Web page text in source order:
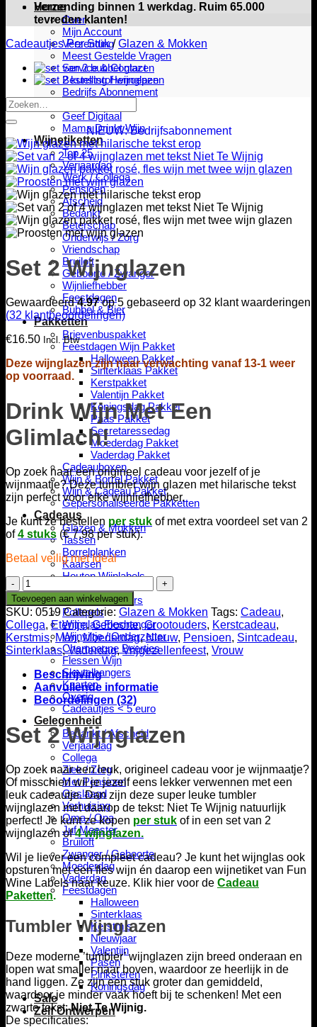
Home
Over
Mijn Account
Verzending
Meest Gestelde Vragen
Service & Contact
Bestelling Herroepen
Bedrijfs Abonnement
Geef Digitaal
Mama Drinkt Wijn
Wijnetiketten
Top 25
Verjaardag
Werk / Collega
Pensioen
Afscheid
Bedankt
Beterschap
Onderwijs / Zorg
Vriendschap
Bruiloft
Geboorte / Zwanger
Wijnliefhebber
Feestdagen
Bubbel & Bier
Pakketten
Brievenbuspakket
Feestdagen Wijn Pakket
Halloween Pakket
Sinterklaas Pakket
Kerstpakket
Valentijn Pakket
Koningsdag Pakket
Paas Pakket
Secretaressedag
Moederdag Pakket
Vaderdag Pakket
Cadeauboxen
Wijn & Borrel Pakket
Wijn & Cadeau Pakket
Gepersonaliseerde Pakketten
Cadeaus
Glazen & Mokken
Tassen
Borrelplanken
Kaarsen
Houten Wijnlabels
Houten Wijnrek
Wijnglas Markers
Pollepels
Wijnglas Fleshanger
Wijnviltje / Onderzetter
Champagne Beertjes
Flessen Wijn
Sleutelhangers
Kaarten
Overig
Cadeautjes < 5 euro
Gelegenheid
Bedankt / Afscheid
Verjaardag
Collega
Ziek / Zorg
Met Pensioen
Geslaagd
Verhuizing
Oma / Opa
Juf Meester
Bruiloft
Zwanger / Geboorte
Moederdag
Vaderdag
Feestdagen
Halloween
Sinterklaas
Kerstmis
Nieuwjaar
Valentijn
Pasen
Pinksteren
Koningsdag
Sale
Zelf Ontwerpen
Verzending binnen 1 werkdag. Ruim 65.000
tevreden klanten!
Cadeautjes Per Stuk / Glazen & Mokken
Zoeken
naar:
NIEUW: Bedrijfsabonnement
Set 2 Wijnglazen
Gewaardeerd4.97op 5 gebaseerd op 32 klant waarderingen
(32 klantbeoordelingen)
€16.50 Incl. Btw
Deze wijnglazen zijn naar verwachting vanaf 13-1 weer
op voorraad.
Drink Wijn Met Een
Glimlach!
Op zoek naar een origineel cadeau voor jezelf of je
wijnmaatje? Deze tumbler wijn glazen met hilarische tekst
zijn perfect voor elke wijnliefhebber.
Je kunt ze bestellen per stuk of met extra voordeel set van 2
of4 stuks (€ 7,98 per stuk).
Betaal veilig met Ideal
Set
2
Wijnglazen
aantal
Toevoegen aan winkelwagen
SKU: 0519 Categorie: Glazen & Mokken Tags: Cadeau,
Collega,Etentje,Geboorte,Grootouders, Kerstcadeau,
Kerstmis,Man,Moederdag,Nieuw, Pensioen, Sintcadeau,
Sinterklaas,Vaderdag,Vrijgezellenfeest, Vrouw
Beschrijving
Aanvullende informatie
Beoordelingen (32)
Set 2 Wijnglazen
Op zoek naar een leuk, origineel cadeau voor je wijnmaatje?
Of misschien wil je jezelf eens lekker verwennen met een
leuk cadeautje. Dan zijn deze super leuke tumbler
wijnglazen met daarop de tekst: Niet Te Wijnig natuurlijk
perfect! Je kunt ze kopen per stuk of in een set van 2
wijnglazenof4 wijnglazen.
Wil je liever een compleet cadeau? Je kunt het wijnglas ook
opsturen met een fles wijn én daarop een wijnetiket van Fun
Wine Labels naar keuze. Klik hier voor de Cadeau
Paketten.
Tumbler Wijnglazen
Deze moderne ’tumbler’ wijnglazen zijn breed onderaan en
lopen wat smaller naar boven, waardoor ze heerlijk in de
hand liggen. Ze zijn een stuk groter dan gemiddeld,
waardoor je minder vaak hoeft bij te schenken! Met een
zwarte tekst:Niet Te Wijnig.
De specificaties: